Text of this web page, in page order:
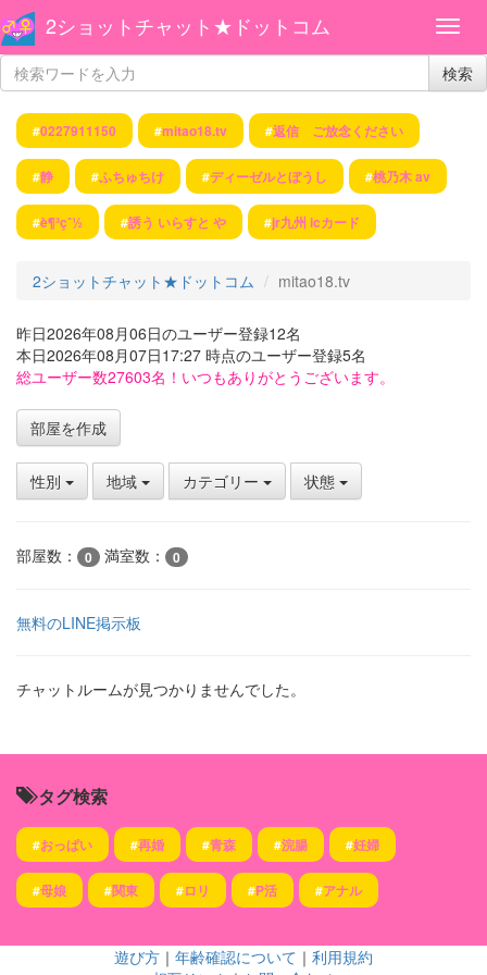
2ショットチャット★ドットコム
検索
#0227911150 #mitao18.tv #返信 ご放念ください
#静 #ふちゅちけ #ディーゼルとぼうし #桃乃木 av
#è¶³çˆ½ #誘う いらすと や #jr九州 icカード
2ショットチャット★ドットコム mitao18.tv
昨日2026年08月06日のユーザー登録12名
本日2026年08月07日17:27 時点のユーザー登録5名
総ユーザー数27603名！いつもありがとうございます。
部屋を作成
性別 地域 カテゴリー 状態
部屋数： 0 満室数： 0
無料のLINE掲示板
チャットルームが見つかりませんでした。
タグ検索
#おっぱい #再婚 #青森 #浣腸 #妊婦
#母娘 #関東 #ロリ #P活 #アナル
遊び方 ｜ 年齢確認について ｜ 利用規約